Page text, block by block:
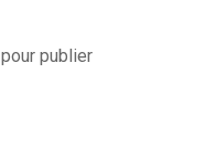
pour publier